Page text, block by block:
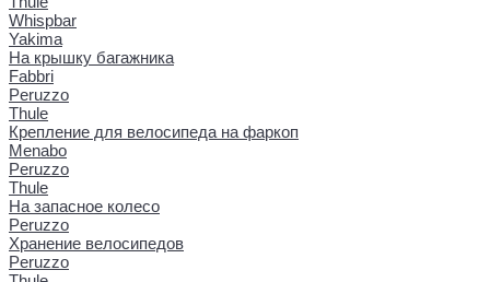
Whispbar
Yakima
На крышку багажника
Fabbri
Peruzzo
Thule
Крепление для велосипеда на фаркоп
Menabo
Peruzzo
Thule
На запасное колесо
Peruzzo
Хранение велосипедов
Peruzzo